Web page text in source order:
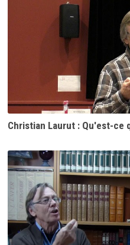
Christian Laurut : Qu'est-ce